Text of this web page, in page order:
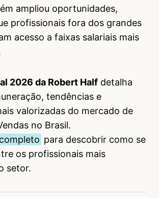
ampliou oportunidades,
profissionais fora dos grandes
acesso a faixas salariais mais
2026 da Robert Half detalha
tendências e
valorizadas do mercado de
no Brasil.
para descobrir como se
os profissionais mais
setor.